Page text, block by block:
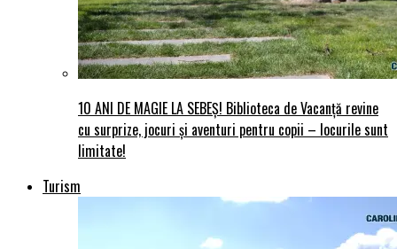
10 ANI DE MAGIE LA SEBEȘ! Biblioteca de Vacanță revine
cu surprize, jocuri și aventuri pentru copii – locurile sunt
limitate!
Turism